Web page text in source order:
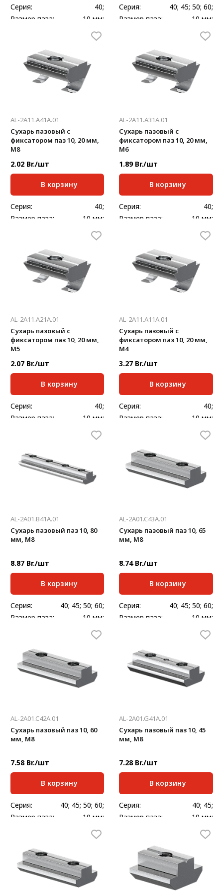
Серия:
40;
Размер паза:
10 мм;
0,02
20;
Серия:
40; 45; 50; 60;
Размер паза:
10 мм;
0,197
AL-2A11.A41A.01
Сухарь пазовый с
фиксатором паз 10, 20 мм,
М8
2.02 Br./шт
В корзину
Серия:
40;
Размер паза:
10 мм;
0,009
20;
AL-2A11.A31A.01
Сухарь пазовый с
фиксатором паз 10, 20 мм,
М6
1.89 Br./шт
В корзину
Серия:
40;
Размер паза:
10 мм;
0,009
20;
AL-2A11.A21A.01
Сухарь пазовый с
фиксатором паз 10, 20 мм,
М5
2.07 Br./шт
В корзину
Серия:
40;
Размер паза:
10 мм;
0,008
20;
AL-2A11.A11A.01
Сухарь пазовый с
фиксатором паз 10, 20 мм,
М4
3.27 Br./шт
В корзину
Серия:
40;
Размер паза:
10 мм;
0,009
20;
AL-2A01.B41A.01
Сухарь пазовый паз 10, 80
мм, М8
8.87 Br./шт
В корзину
Серия:
40; 45; 50; 60;
Размер паза:
10 мм;
0,085
80;
AL-2A01.C43A.01
Сухарь пазовый паз 10, 65
мм, М8
8.74 Br./шт
В корзину
Серия:
40; 45; 50; 60;
Размер паза:
10 мм;
0,065
65;
AL-2A01.C42A.01
Сухарь пазовый паз 10, 60
мм, М8
7.58 Br./шт
В корзину
Серия:
40; 45; 50; 60;
Размер паза:
10 мм;
0,06
60;
AL-2A01.G41A.01
Сухарь пазовый паз 10, 45
мм, М8
7.28 Br./шт
В корзину
Серия:
40; 45;
Размер паза:
10 мм;
0,042
45;